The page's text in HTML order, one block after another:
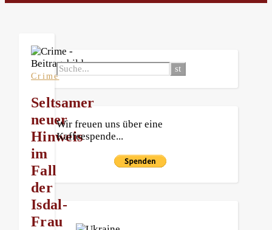
Crime
Seltsamer
neuer
Hinweis
im
Fall
der
Isdal-
Frau
Wir freuen uns über eine
Kaffeespende...